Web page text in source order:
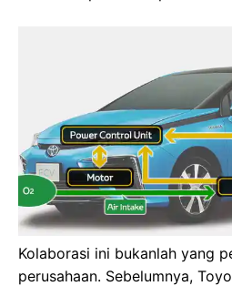
Kolaborasi ini bukanlah yang
perusahaan. Sebelumnya,